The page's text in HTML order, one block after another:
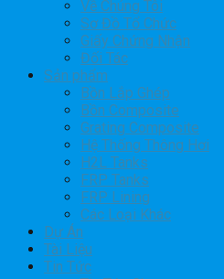
Về Chúng Tôi
Sơ Đồ Tổ Chức
Giấy Chứng Nhận
Đối Tác
Sản phẩm
Bồn Lắp Ghép
Bồn Composite
Grating Composite
Hệ Thống Thông Hơi
H2L Tanks
FRP Tanks
FRP Lining
Các Loại Khác
Dự Án
Tài Liệu
Tin Tức